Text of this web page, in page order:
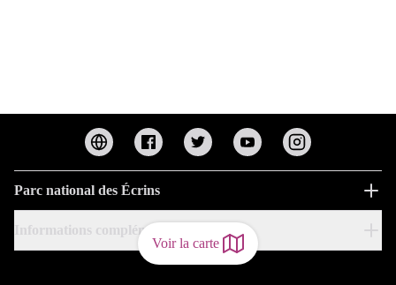
Voir la carte
Parc national des Écrins
Informations complémentaires